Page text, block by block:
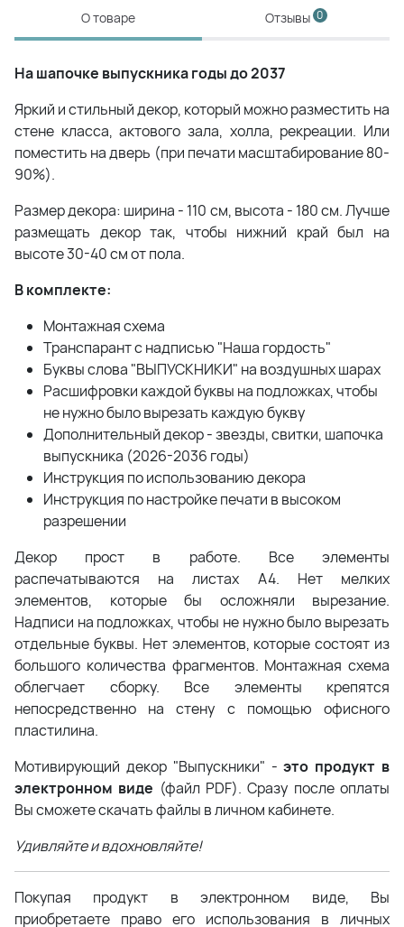
О товаре Отзывы 0
На шапочке выпускника годы до 2037
Яркий и стильный декор, который можно разместить на
стене класса, актового зала, холла, рекреации. Или
поместить на дверь (при печати масштабирование 80-
90%).
Размер декора: ширина - 110 см, высота - 180 см. Лучше
размещать декор так, чтобы нижний край был на
высоте 30-40 см от пола.
В комплекте:
Монтажная схема
Транспарант с надписью "Наша гордость"
Буквы слова "ВЫПУСКНИКИ" на воздушных шарах
Расшифровки каждой буквы на подложках, чтобы
не нужно было вырезать каждую букву
Дополнительный декор - звезды, свитки, шапочка
выпускника (2026-2036 годы)
Инструкция по использованию декора
Инструкция по настройке печати в высоком
разрешении
Декор прост в работе. Все элементы
распечатываются на листах А4. Нет мелких
элементов, которые бы осложняли вырезание.
Надписи на подложках, чтобы не нужно было вырезать
отдельные буквы. Нет элементов, которые состоят из
большого количества фрагментов. Монтажная схема
облегчает сборку. Все элементы крепятся
непосредственно на стену с помощью офисного
пластилина.
Мотивирующий декор "Выпускники" -это продукт в
электронном виде (файл PDF). Сразу после оплаты
Вы сможете скачать файлы в личном кабинете.
Удивляйте и вдохновляйте!
Покупая продукт в электронном виде, Вы
приобретаете право его использования в личных